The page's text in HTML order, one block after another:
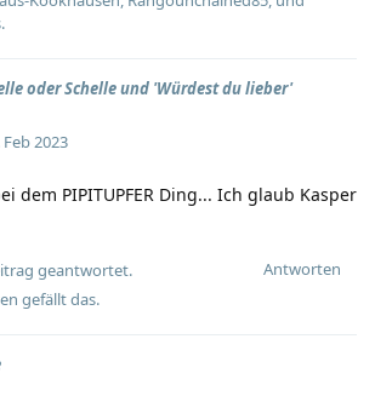
oder Schelle und 'Würdest du lieber'
Feb 2023
dem PIPITUPFER Ding... Ich glaub Kasper
Antworten
geantwortet.
gefällt das.